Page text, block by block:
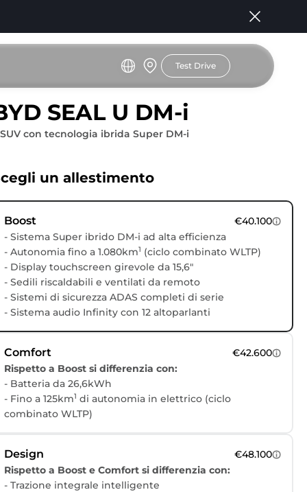
Test Drive
SEAL U DM-i
con tecnologia ibrida Super DM-i
un allestimento
Boost
€40.100
- Sistema Super ibrido DM-i ad alta efficienza
- Autonomia fino a 1.080km1 (ciclo combinato WLTP)
- Display touchscreen girevole da 15,6"
- Sedili riscaldabili e ventilati da remoto
- Sistemi di sicurezza ADAS completi di serie
- Sistema audio Infinity con 12 altoparlanti
Comfort
€42.600
Rispetto a Boost si differenzia con:
- Batteria da 26,6kWh
- Fino a 125km1 di autonomia in elettrico (ciclo
combinato WLTP)
Design
€48.100
Rispetto a Boost e Comfort si differenzia con:
- Trazione integrale intelligente